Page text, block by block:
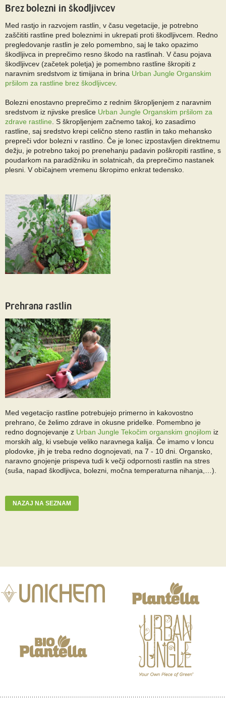
Brez bolezni in škodljivcev
Med rastjo in razvojem rastlin, v času vegetacije, je potrebno
zaščititi rastline pred boleznimi in ukrepati proti škodljivcem. Redno
pregledovanje rastlin je zelo pomembno, saj le tako opazimo
škodljivca in preprečimo resno škodo na rastlinah. V času pojava
škodljivcev (začetek poletja) je pomembno rastline škropiti z
naravnim sredstvom iz timijana in brina Urban Jungle Organskim
pršilom za rastline brez škodljivcev.
Bolezni enostavno preprečimo z rednim škropljenjem z naravnim
sredstvom iz njivske preslice Urban Jungle Organskim pršilom za
zdrave rastline . S škropljenjem začnemo takoj, ko zasadimo
rastline, saj sredstvo krepi celično steno rastlin in tako mehansko
prepreči vdor bolezni v rastlino. Če je lonec izpostavljen direktnemu
dežju, je potrebno takoj po prenehanju padavin poškropiti rastline, s
poudarkom na paradižniku in solatnicah, da preprečimo nastanek
plesni. V običajnem vremenu škropimo enkrat tedensko.
Prehrana rastlin
Med vegetacijo rastline potrebujejo primerno in kakovostno
prehrano, če želimo zdrave in okusne pridelke. Pomembno je
redno dognojevanje z Urban Jungle Tekočim organskim gnojilom iz
morskih alg, ki vsebuje veliko naravnega kalija. Če imamo v loncu
plodovke, jih je treba redno dognojevati, na 7 - 10 dni. Organsko,
naravno gnojenje prispeva tudi k večji odpornosti rastlin na stres
(suša, napad škodljivca, bolezni, močna temperaturna nihanja,…).
NAZAJ NA SEZNAM